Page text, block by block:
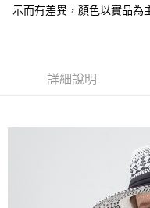
全盈+PAY
【大哥付你分期使用說明】
1.本服務由台灣大哥大提供，
成交易。
3.實際核准額度、可分期數及
4.訂單成立30分鐘內，如未前
消。如遇「轉專審核」未通過
AFTEE先享後付
１．簡單：不需註冊會員、不
２．便利：只要手機號碼，簡
３．安心：先確認商品／服務
示而有差異，顏色以實品為
詳細說明